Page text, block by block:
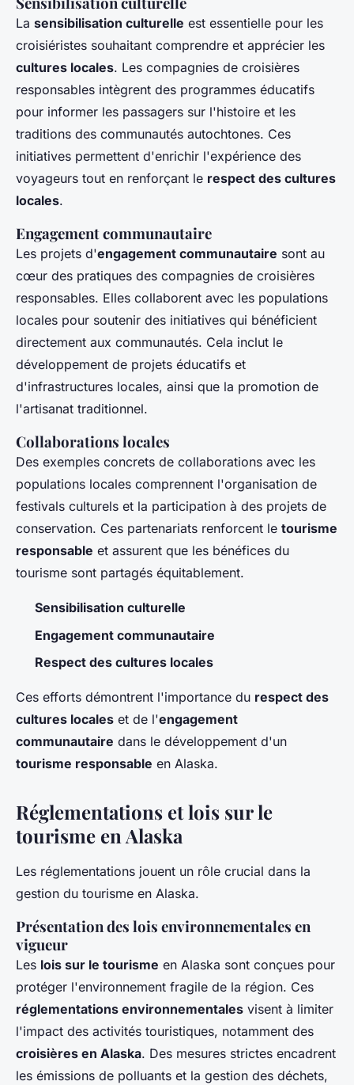
La sensibilisation culturelle est essentielle pour les
croisiéristes souhaitant comprendre et apprécier les
cultures locales. Les compagnies de croisières
responsables intègrent des programmes éducatifs
pour informer les passagers sur l'histoire et les
traditions des communautés autochtones. Ces
initiatives permettent d'enrichir l'expérience des
voyageurs tout en renforçant le respect des cultures
locales.
Engagement communautaire
Les projets d'engagement communautaire sont au
cœur des pratiques des compagnies de croisières
responsables. Elles collaborent avec les populations
locales pour soutenir des initiatives qui bénéficient
directement aux communautés. Cela inclut le
développement de projets éducatifs et
d'infrastructures locales, ainsi que la promotion de
l'artisanat traditionnel.
Collaborations locales
Des exemples concrets de collaborations avec les
populations locales comprennent l'organisation de
festivals culturels et la participation à des projets de
conservation. Ces partenariats renforcent le tourisme
responsable et assurent que les bénéfices du
tourisme sont partagés équitablement.
Sensibilisation culturelle
Engagement communautaire
Respect des cultures locales
Ces efforts démontrent l'importance du respect des
cultures locales et de l'engagement
communautaire dans le développement d'un
tourisme responsable en Alaska.
Réglementations et lois sur le
tourisme en Alaska
Les réglementations jouent un rôle crucial dans la
gestion du tourisme en Alaska.
Présentation des lois environnementales en
vigueur
Les lois sur le tourisme en Alaska sont conçues pour
protéger l'environnement fragile de la région. Ces
réglementations environnementales visent à limiter
l'impact des activités touristiques, notamment des
croisières en Alaska. Des mesures strictes encadrent
les émissions de polluants et la gestion des déchets,